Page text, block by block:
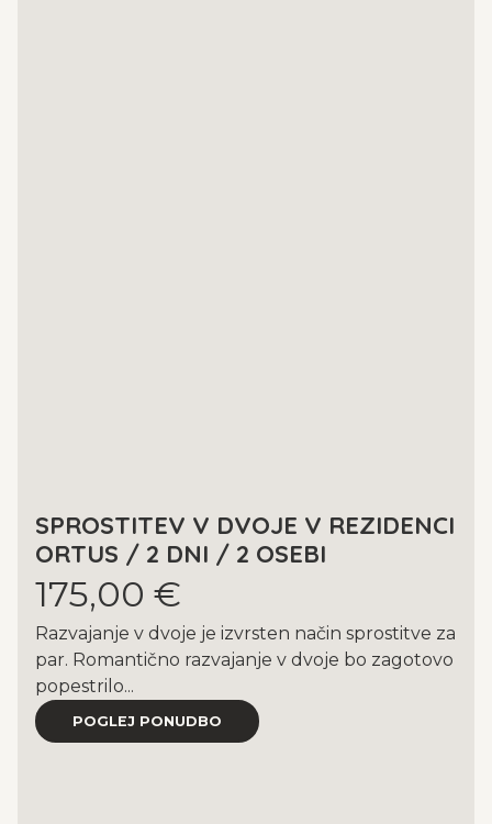
SPROSTITEV V DVOJE V REZIDENCI
ORTUS / 2 DNI / 2 OSEBI
175,00 €
Razvajanje v dvoje je izvrsten način sprostitve za
par. Romantično razvajanje v dvoje bo zagotovo
popestrilo...
POGLEJ PONUDBO